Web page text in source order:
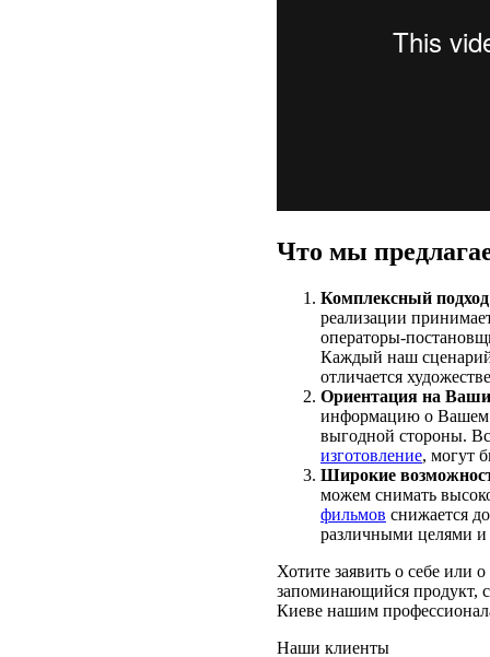
Что мы
Комплексный
реализации
операторы-
Каждый наш сценарий
отличается
Ориентация на
информацию о Вашем
выгодной стороны.
изготовление, могут
Широкие
можем снимать
фильмов снижается
различными целями и
Хотите заявить о себе или
запоминающийся продукт,
Киеве нашим
Наши клиенты